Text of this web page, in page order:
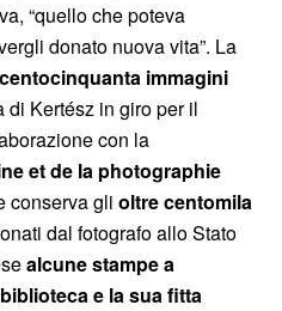
“quello che poteva
donato nuova vita”. La
centocinquanta immagini
di Kertész in giro per il
con la
et de la photographie
conserva gli oltre centomila
dal fotografo allo Stato
alcune stampe a
e la sua fitta